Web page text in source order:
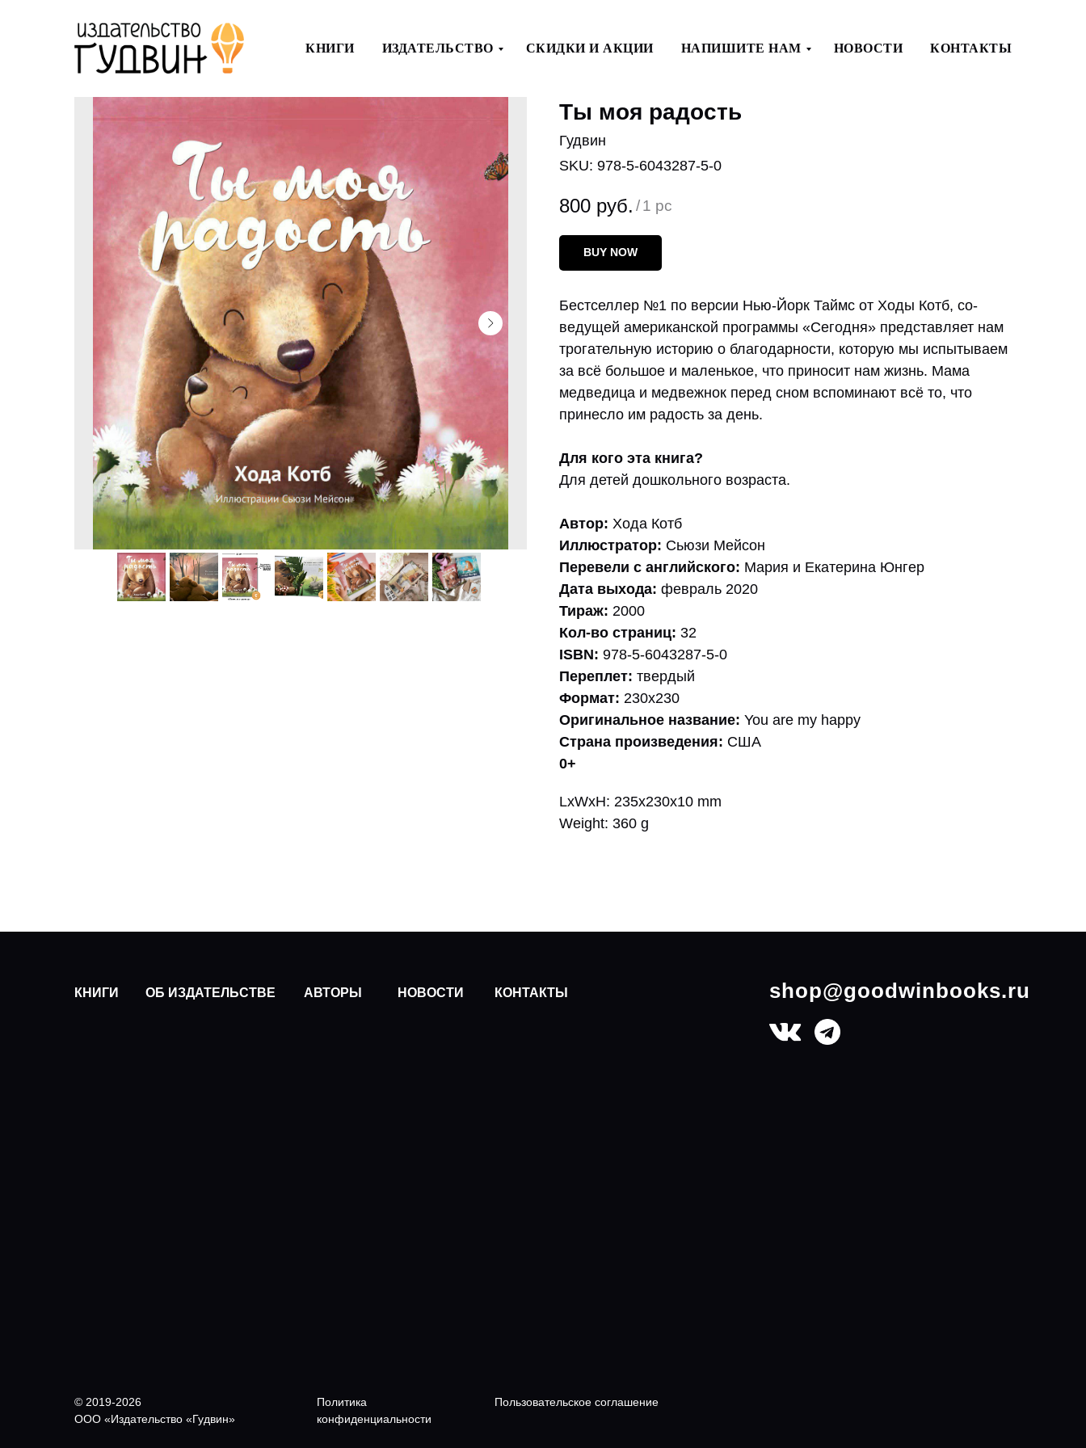
КНИГИ ИЗДАТЕЛЬСТВО СКИДКИ И АКЦИИ НАПИШИТЕ НАМ НОВОСТИ КОНТАКТЫ
Ты моя радость
Гудвин
SKU: 978-5-6043287-5-0
800 руб. /1 pc
BUY NOW
Бестселлер №1 по версии Нью-Йорк Таймс от Ходы Котб, со-
ведущей американской программы «Сегодня» представляет нам
трогательную историю о благодарности, которую мы испытываем
за всё большое и маленькое, что приносит нам жизнь. Мама
медведица и медвежнок перед сном вспоминают всё то, что
принесло им радость за день.
Для кого эта книга?
Для детей дошкольного возраста.
Автор: Хода Котб
Иллюстратор: Сьюзи Мейсон
Перевели с английского: Мария и Екатерина Юнгер
Дата выхода: февраль 2020
Тираж: 2000
Кол-во страниц: 32
ISBN: 978-5-6043287-5-0
Переплет: твердый
Формат: 230х230
Оригинальное название: You are my happy
Страна произведения: США
0+
LxWxH: 235x230x10 mm
Weight: 360 g
© 2019-2026
ООО «Издательство «Гудвин»
Политика
конфиденциальности
Пользовательское соглашение
shop@goodwinbooks.ru
КНИГИ ОБ ИЗДАТЕЛЬСТВЕ АВТОРЫ НОВОСТИ КОНТАКТЫ